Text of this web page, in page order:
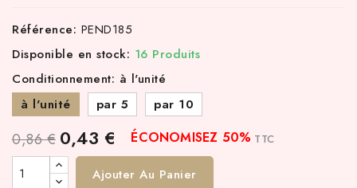
Référence: PEND185
Disponible en stock: 16 Produits
Conditionnement: à l'unité
à l'unité
par 5 par 10
0,86 € 0,43 € ÉCONOMISEZ 50% TTC
Ajouter Au Panier